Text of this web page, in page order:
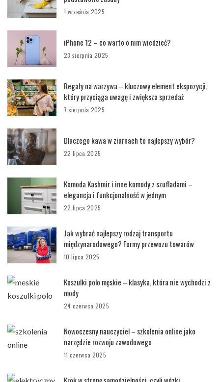
1 września 2025
iPhone 12 – co warto o nim wiedzieć?
23 sierpnia 2025
Regały na warzywa – kluczowy element ekspozycji,
który przyciąga uwagę i zwiększa sprzedaż
7 sierpnia 2025
Dlaczego kawa w ziarnach to najlepszy wybór?
22 lipca 2025
Komoda Kashmir i inne komody z szufladami –
elegancja i funkcjonalność w jednym
22 lipca 2025
Jak wybrać najlepszy rodzaj transportu
międzynarodowego? Formy przewozu towarów
10 lipca 2025
Koszulki polo męskie – klasyka, która nie wychodzi z
mody
24 czerwca 2025
Nowoczesny nauczyciel – szkolenia online jako
narzędzie rozwoju zawodowego
11 czerwca 2025